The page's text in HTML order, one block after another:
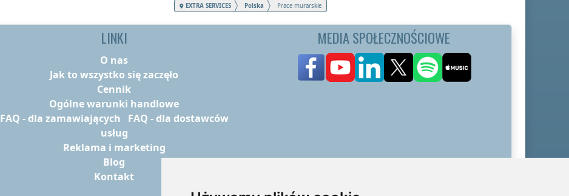
EXTRA SERVICES Polska Prace murarskie
LINKI
O nas
Jak to wszystko się zaczęło
Cennik
Ogólne warunki handlowe
FAQ - dla zamawiających
FAQ - dla dostawców
usług
Reklama i marketing
Blog
Kontakt
MEDIA SPOŁECZNOŚCIOWE